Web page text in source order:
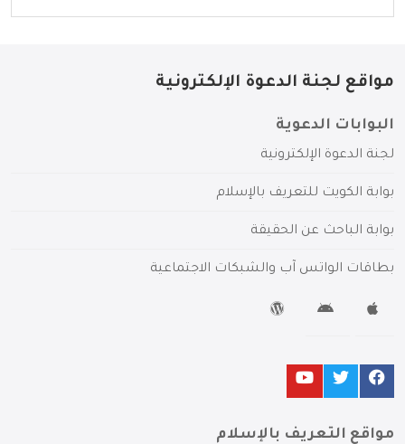
مواقع لجنة الدعوة الإلكترونية
البوابات الدعوية
لجنة الدعوة الإلكترونية
بوابة الكويت للتعريف بالإسلام
بوابة الباحث عن الحقيقة
بطاقات الواتس آب والشبكات الاجتماعية
مواقع التعريف بالإسلام